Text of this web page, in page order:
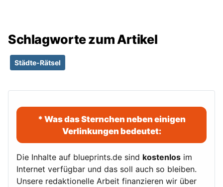
Schlagworte zum Artikel
Städte-Rätsel
* Was das Sternchen neben einigen
Verlinkungen bedeutet:
Die Inhalte auf blueprints.de sind kostenlos im
Internet verfügbar und das soll auch so bleiben.
Unsere redaktionelle Arbeit finanzieren wir über